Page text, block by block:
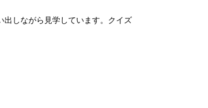
出しながら見学しています。クイズ